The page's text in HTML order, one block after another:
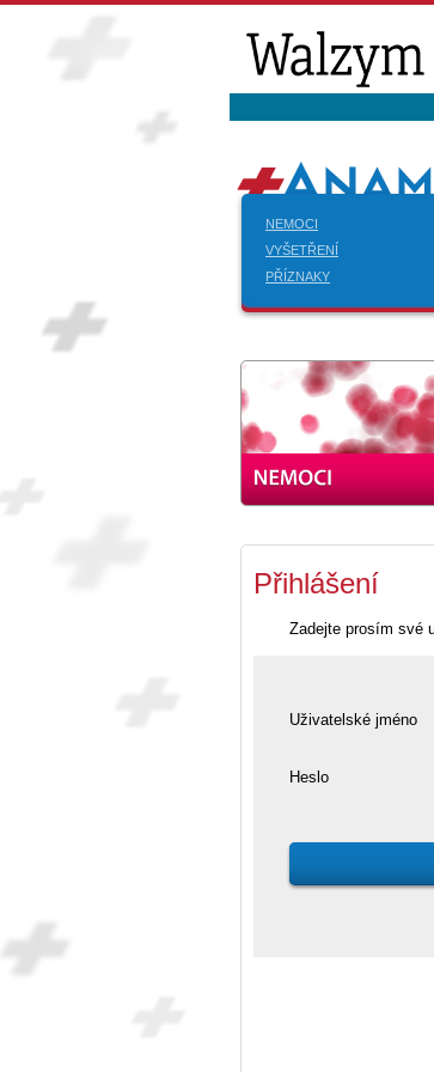
NEMOCI
VYŠETŘENÍ
PŘÍZNAKY
Přihlášení
Zadejte prosím své
Uživatelské jméno
Heslo